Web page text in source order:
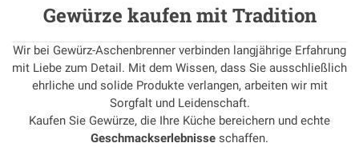
Gewürze kaufen mit Tradition
Wir bei Gewürz-Aschenbrenner verbinden langjährige Erfahrung
mit Liebe zum Detail. Mit dem Wissen, dass Sie ausschließlich
ehrliche und solide Produkte verlangen, arbeiten wir mit
Sorgfalt und Leidenschaft.
Kaufen Sie Gewürze, die Ihre Küche bereichern und echte
Geschmackserlebnisse schaffen.